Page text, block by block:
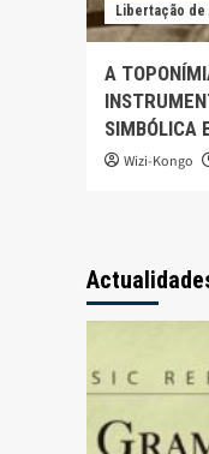
Libertação de
A
SIMBÓLICA
Wizi-Kongo